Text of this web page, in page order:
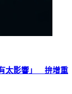
太影響」 拚增重